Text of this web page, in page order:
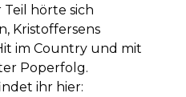
hörte sich
Kristoffersens
im Country und mit
Poperfolg.
ihr hier: